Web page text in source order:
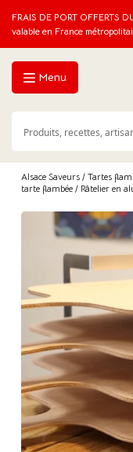
FRAIS DE PORT
valable en France
Menu
Alsace Saveurs / Tartes
tarte flambée / Râtelier en